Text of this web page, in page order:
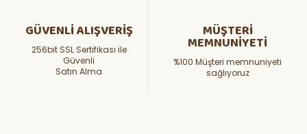
GÜVENLİ ALIŞVERİŞ
256bit SSL Sertifikası ile
Güvenli
Satın Alma
MÜŞTERİ
MEMNUNİYETİ
%100 Müşteri memnuniyeti
sağlıyoruz